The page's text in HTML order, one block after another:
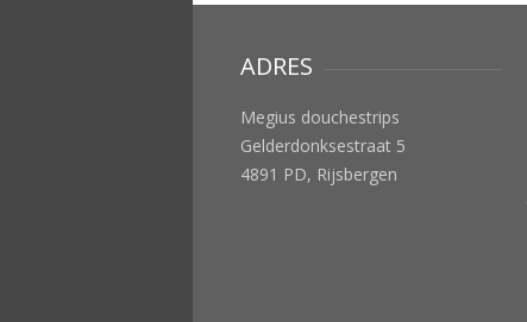
ADRES
Megius douchestrips
Gelderdonksestraat 5
4891 PD, Rijsbergen